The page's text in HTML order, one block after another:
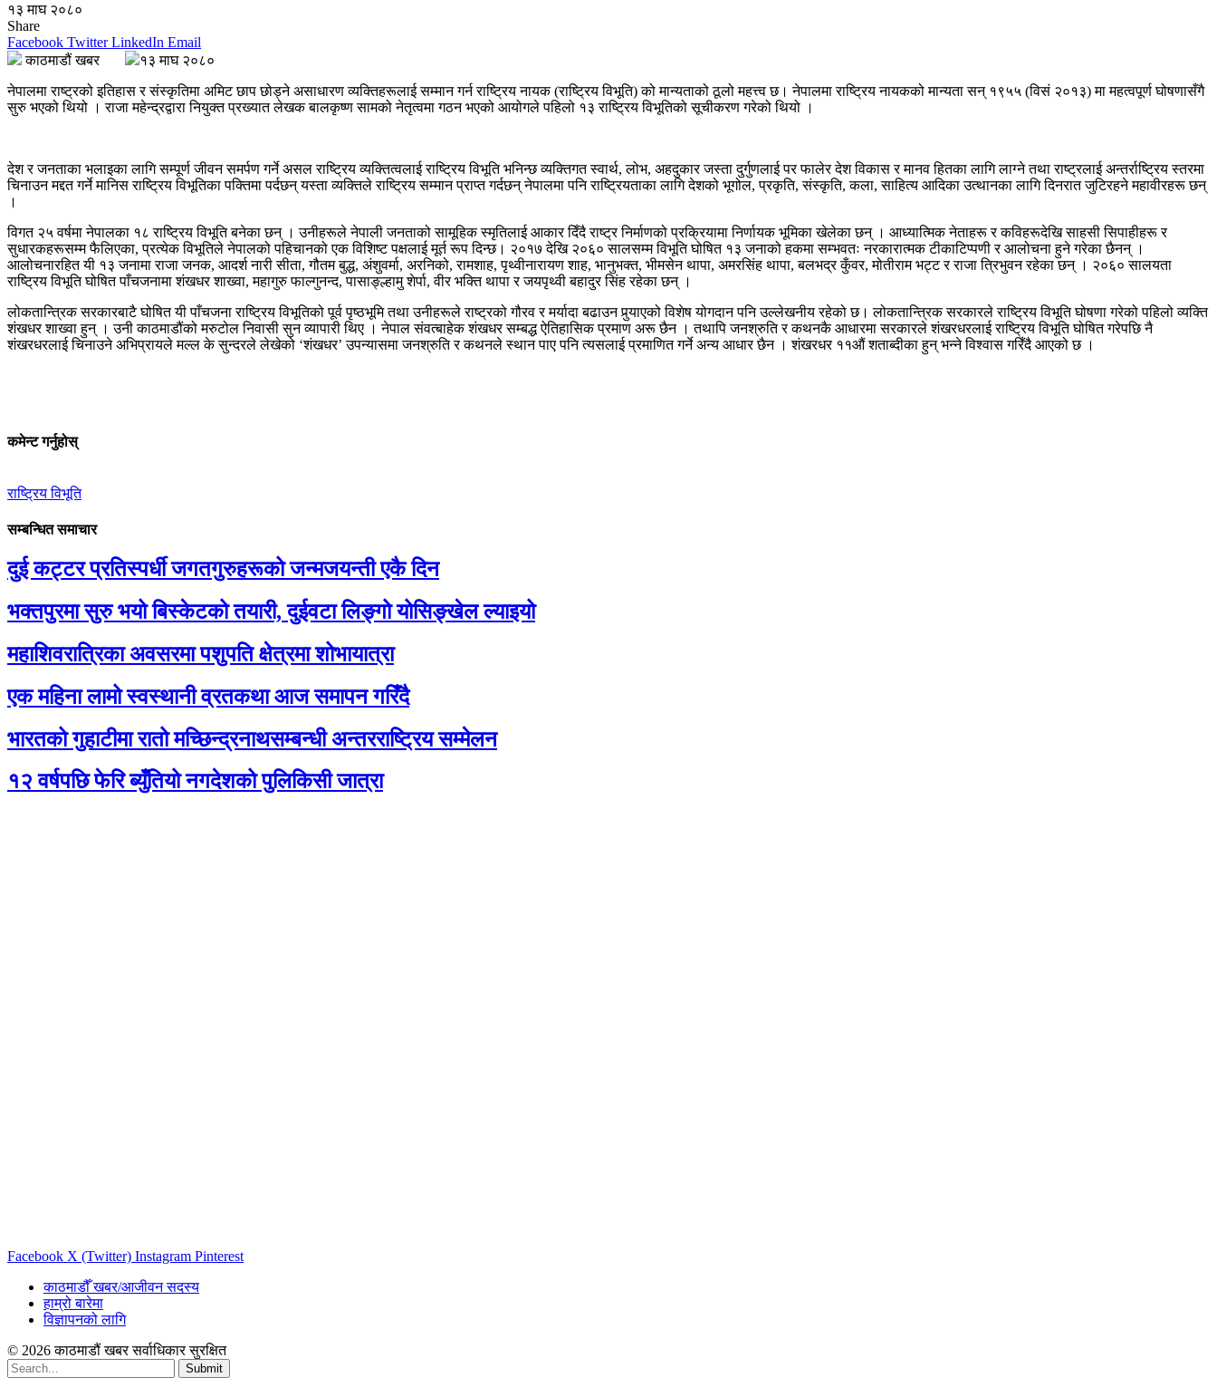
१३ माघ २०८०
Share
Facebook Twitter LinkedIn Email
काठमाडौं खबर
१३ माघ २०८०
नेपालमा राष्ट्रको इतिहास र संस्कृतिमा अमिट छाप छोड्ने असाधारण व्यक्तिहरूलाई सम्मान गर्न राष्ट्रिय नायक (राष्ट्रिय विभूति) को मान्यताको ठूलो महत्त्व छ। नेपालमा राष्ट्रिय नायकको मान्यता सन् १९५५ (विसं २०१३) मा महत्वपूर्ण घोषणासँगै
सुरु भएको थियो । राजा महेन्द्रद्वारा नियुक्त प्रख्यात लेखक बालकृष्ण सामको नेतृत्वमा गठन भएको आयोगले पहिलो १३ राष्ट्रिय विभूतिको सूचीकरण गरेको थियो ।
देश र जनताका भलाइका लागि सम्पूर्ण जीवन समर्पण गर्ने असल राष्ट्रिय व्यक्तित्वलाई राष्ट्रिय विभूति भनिन्छ व्यक्तिगत स्वार्थ, लोभ, अहदुकार जस्ता दुर्गुणलाई पर फालेर देश विकास र मानव हितका लागि लाग्ने तथा राष्ट्रलाई अन्तर्राष्ट्रिय स्तरमा
चिनाउन मद्दत गर्ने मानिस राष्ट्रिय विभूतिका पक्तिमा पर्दछन् यस्ता व्यक्तिले राष्ट्रिय सम्मान प्राप्त गर्दछन् नेपालमा पनि राष्ट्रियताका लागि देशको भूगोल, प्रकृति, संस्कृति, कला, साहित्य आदिका उत्थानका लागि दिनरात जुटिरहने महावीरहरू छन्
।
विगत २५ वर्षमा नेपालका १८ राष्ट्रिय विभूति बनेका छन् । उनीहरूले नेपाली जनताको सामूहिक स्मृतिलाई आकार दिँदै राष्ट्र निर्माणको प्रक्रियामा निर्णायक भूमिका खेलेका छन् । आध्यात्मिक नेताहरू र कविहरूदेखि साहसी सिपाहीहरू र
सुधारकहरूसम्म फैलिएका, प्रत्येक विभूतिले नेपालको पहिचानको एक विशिष्ट पक्षलाई मूर्त रूप दिन्छ। २०१७ देखि २०६० सालसम्म विभूति घोषित १३ जनाको हकमा सम्भवतः नरकारात्मक टीकाटिप्पणी र आलोचना हुने गरेका छैनन् ।
आलोचनारहित यी १३ जनामा राजा जनक, आदर्श नारी सीता, गौतम बुद्ध, अंशुवर्मा, अरनिको, रामशाह, पृथ्वीनारायण शाह, भानुभक्त, भीमसेन थापा, अमरसिंह थापा, बलभद्र कुँवर, मोतीराम भट्ट र राजा त्रिभुवन रहेका छन् । २०६० सालयता
राष्ट्रिय विभूति घोषित पाँचजनामा शंखधर शाख्वा, महागुरु फाल्गुनन्द, पासाङ्ल्हामु शेर्पा, वीर भक्ति थापा र जयपृथ्वी बहादुर सिंह रहेका छन् ।
लोकतान्त्रिक सरकारबाटै घोषित यी पाँचजना राष्ट्रिय विभूतिको पूर्व पृष्ठभूमि तथा उनीहरूले राष्ट्रको गौरव र मर्यादा बढाउन पुर्‍याएको विशेष योगदान पनि उल्लेखनीय रहेको छ। लोकतान्त्रिक सरकारले राष्ट्रिय विभूति घोषणा गरेको पहिलो व्यक्ति
शंखधर शाख्वा हुन् । उनी काठमाडौंको मरुटोल निवासी सुन व्यापारी थिए । नेपाल संवत्बाहेक शंखधर सम्बद्ध ऐतिहासिक प्रमाण अरू छैन । तथापि जनश्रुति र कथनकै आधारमा सरकारले शंखरधरलाई राष्ट्रिय विभूति घोषित गरेपछि नै
शंखरधरलाई चिनाउने अभिप्रायले मल्ल के सुन्दरले लेखेको ‘शंखधर’ उपन्यासमा जनश्रुति र कथनले स्थान पाए पनि त्यसलाई प्रमाणित गर्ने अन्य आधार छैन । शंखरधर ११औं शताब्दीका हुन् भन्ने विश्वास गरिँदै आएको छ ।
कमेन्ट गर्नुहोस्
राष्ट्रिय विभूति
सम्बन्धित समाचार
दुई कट्टर प्रतिस्पर्धी जगतगुरुहरूको जन्मजयन्ती एकै दिन
भक्तपुरमा सुरु भयो बिस्केटको तयारी, दुईवटा लिङ्गो योसिङ्खेल ल्याइयो
महाशिवरात्रिका अवसरमा पशुपति क्षेत्रमा शोभायात्रा
एक महिना लामो स्वस्थानी व्रतकथा आज समापन गरिँदै
भारतको गुहाटीमा रातो मच्छिन्द्रनाथसम्बन्धी अन्तरराष्ट्रिय सम्मेलन
१२ वर्षपछि फेरि ब्युँतियो नगदेशको पुलिकिसी जात्रा
Facebook X (Twitter) Instagram Pinterest
काठमाडौँ खबर/आजीवन सदस्य
हाम्रो बारेमा
विज्ञापनको लागि
© 2026 काठमाडौं खबर सर्वाधिकार सुरक्षित
Submit